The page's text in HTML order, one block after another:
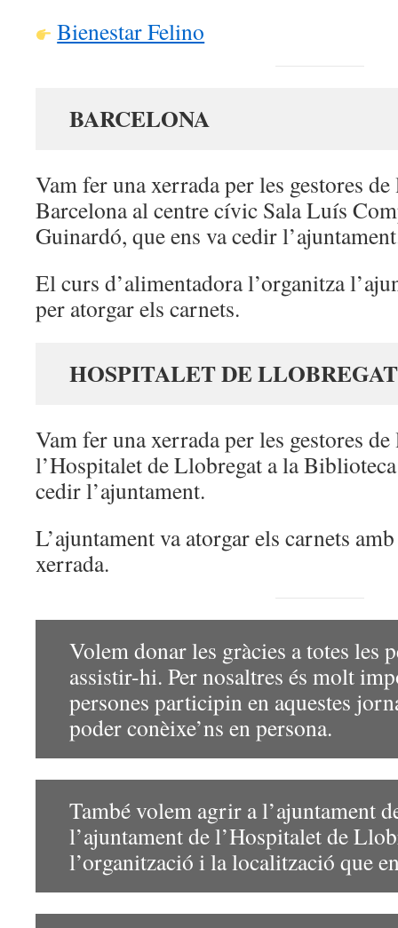
Bienestar Felino
BARCELONA
Vam fer una xerrada per les gestores
Barcelona al centre cívic Sala Luís
Guinardó, que ens va cedir
El curs d’alimentadora l’organitza
per atorgar els carnets.
HOSPITALET DE LLOBREGAT
Vam fer una xerrada per les gestores
l’Hospitalet de Llobregat a la
cedir l’ajuntament.
L’ajuntament va atorgar els carnets
xerrada.
Volem donar les gràcies a totes les
assistir-hi. Per nosaltres és molt
persones participin en aquestes
poder conèixe’ns en persona.
També volem agrir a l’ajuntament
l’ajuntament de l’Hospitalet de
l’organització i la localització que